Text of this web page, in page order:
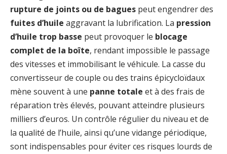
rupture de joints ou de bagues peut engendrer des
fuites d’huile aggravant la lubrification. La pression
d’huile trop basse peut provoquer le blocage
complet de la boîte, rendant impossible le passage
des vitesses et immobilisant le véhicule. La casse du
convertisseur de couple ou des trains épicycloïdaux
mène souvent à une panne totale et à des frais de
réparation très élevés, pouvant atteindre plusieurs
milliers d’euros. Un contrôle régulier du niveau et de
la qualité de l’huile, ainsi qu’une vidange périodique,
sont indispensables pour éviter ces risques lourds de